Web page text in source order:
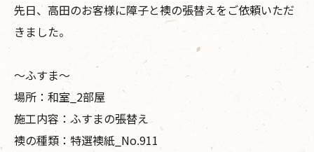
先日、高田のお客様に障子と襖の張替えをご依頼いただ
きました。
〜ふすま〜
場所：和室_2部屋
施工内容：ふすまの張替え
襖の種類：特選襖紙_No.911